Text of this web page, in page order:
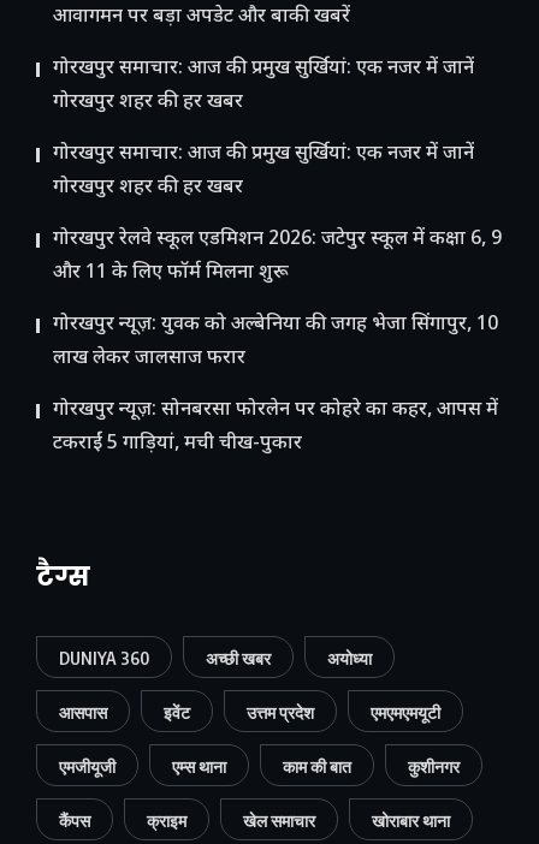
आवागमन पर बड़ा अपडेट और बाकी खबरें
गोरखपुर समाचार: आज की प्रमुख सुर्खियां: एक नजर में जानें
गोरखपुर शहर की हर खबर
गोरखपुर समाचार: आज की प्रमुख सुर्खियां: एक नजर में जानें
गोरखपुर शहर की हर खबर
गोरखपुर रेलवे स्कूल एडमिशन 2026: जटेपुर स्कूल में कक्षा 6, 9
और 11 के लिए फॉर्म मिलना शुरू
गोरखपुर न्यूज़: युवक को अल्बेनिया की जगह भेजा सिंगापुर, 10
लाख लेकर जालसाज फरार
गोरखपुर न्यूज़: सोनबरसा फोरलेन पर कोहरे का कहर, आपस में
टकराईं 5 गाड़ियां, मची चीख-पुकार
टैग्स
DUNIYA 360 अच्छी खबर अयोध्या
आसपास इवेंट उत्तम प्रदेश एमएमएमयूटी
एमजीयूजी एम्स थाना काम की बात कुशीनगर
कैंपस क्राइम खेल समाचार खोराबार थाना